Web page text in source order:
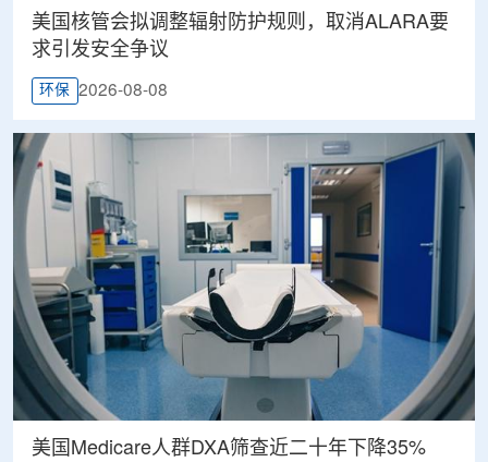
美国核管会拟调整辐射防护规则，取消ALARA要
求引发安全争议
环保 2026-08-08
美国Medicare人群DXA筛查近二十年下降35%